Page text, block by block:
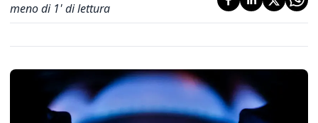
meno di 1' di lettura